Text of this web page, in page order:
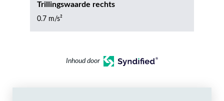
Trillingswaarde rechts
0.7 m/s²
Inhoud door